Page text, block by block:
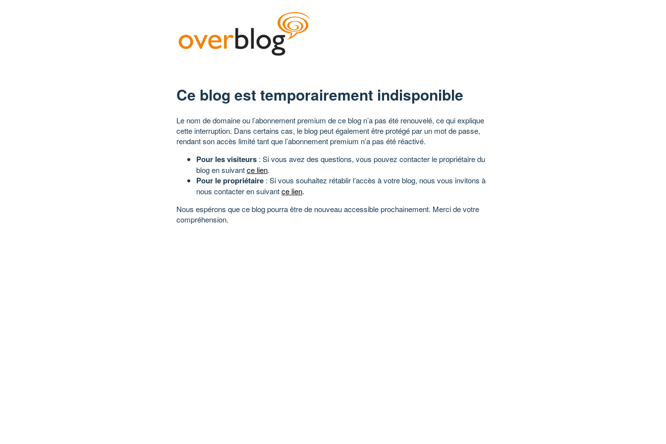
Ce blog est temporairement indisponible
Le nom de domaine ou l’abonnement premium de ce blog n’a pas été renouvelé, ce qui explique
cette interruption. Dans certains cas, le blog peut également être protégé par un mot de passe,
rendant son accès limité tant que l’abonnement premium n’a pas été réactivé.
Pour les visiteurs : Si vous avez des questions, vous pouvez contacter le propriétaire du
blog en suivantce lien.
Pour le propriétaire : Si vous souhaitez rétablir l’accès à votre blog, nous vous invitons à
nous contacter en suivantce lien.
Nous espérons que ce blog pourra être de nouveau accessible prochainement. Merci de votre
compréhension.